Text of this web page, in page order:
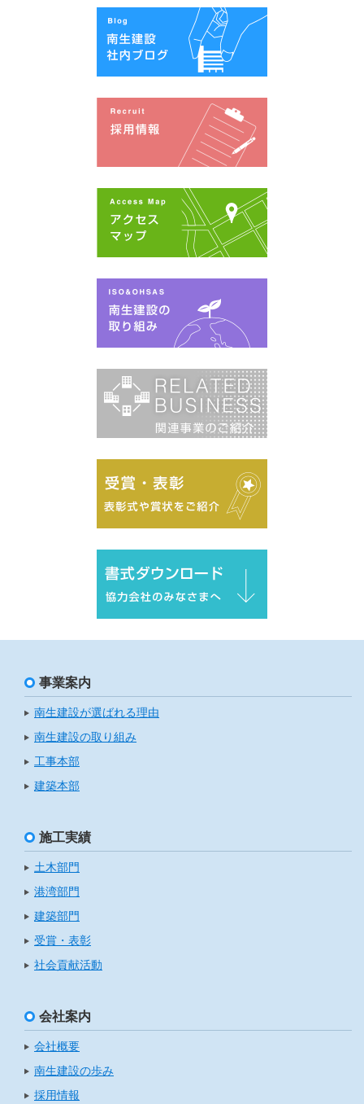
事業案内
南生建設が選ばれる理由
南生建設の取り組み
工事本部
建築本部
施工実績
土木部門
港湾部門
建築部門
受賞・表彰
社会貢献活動
会社案内
会社概要
南生建設の歩み
採用情報